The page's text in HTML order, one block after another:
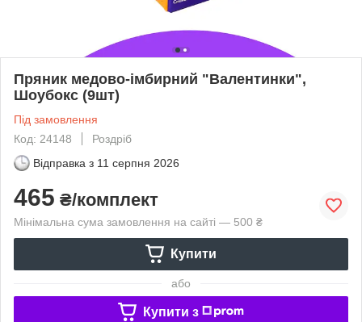
Пряник медово-імбирний "Валентинки",
Шоубокс (9шт)
Під замовлення
Код: 24148
Роздріб
Відправка з 11 серпня 2026
465 ₴/комплект
Мінімальна сума замовлення на сайті — 500 ₴
Купити
або
Купити з